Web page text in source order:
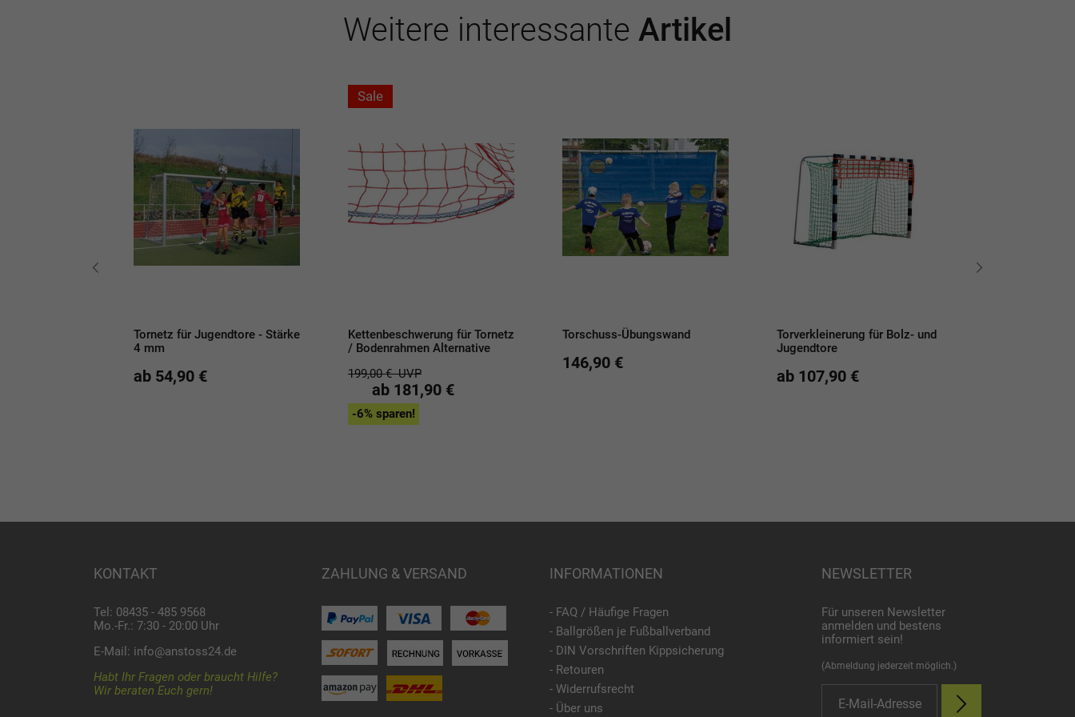
Weitere interessante Artikel
Tornetz für Jugendtore - Stärke
4 mm
ab 54,90 €
Sale
Kettenbeschwerung für Tornetz
/ Bodenrahmen Alternative
199,00 €UVP
ab 181,90 €
-6% sparen!
Torschuss-Übungswand
146,90 €
Torverkleinerung für Bolz- und
Jugendtore
ab 107,90 €
KONTAKT
Tel: 08435 - 485 9568
Mo.-Fr.: 7:30 - 20:00 Uhr
E-Mail: info@anstoss24.de
Habt Ihr Fragen oder braucht Hilfe?
Wir beraten Euch gern!
ZAHLUNG & VERSAND INFORMATIONEN
- FAQ / Häufige Fragen
- Ballgrößen je Fußballverband
- DIN Vorschriften Kippsicherung
- Retouren
- Widerrufsrecht
- Über uns
NEWSLETTER
Für unseren Newsletter
anmelden und bestens
informiert sein!
(Abmeldung jederzeit möglich.)